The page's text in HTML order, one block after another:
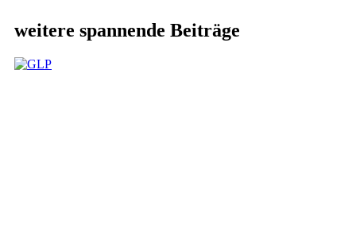
weitere spannende Beiträge